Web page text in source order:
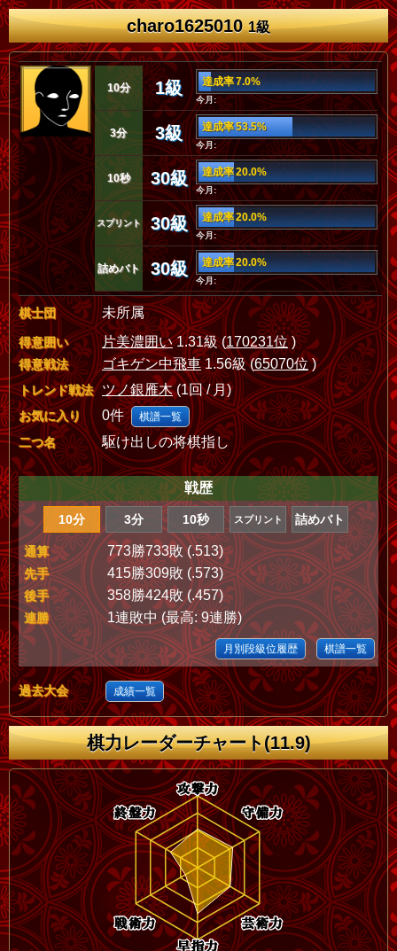
charo16250101級
10分 1級 達成率 7.0%
今月:
3分 3級 達成率 53.5%
今月:
10秒 30級 達成率 20.0%
今月:
スプリント 30級 達成率 20.0%
今月:
詰めバト 30級 達成率 20.0%
今月:
棋士団 未所属
得意囲い 片美濃囲い1.31級 (170231位)
得意戦法 ゴキゲン中飛車1.56級 (65070位)
トレンド戦法 ツノ銀雁木(1回 / 月)
お気に入り 0件 棋譜一覧
二つ名 駆け出しの将棋指し
戦歴
10分 3分 10秒 スプリント 詰めバト
通算 773勝733敗 (.513)
先手 415勝309敗 (.573)
後手 358勝424敗 (.457)
連勝 1連敗中 (最高: 9連勝)
月別段級位履歴 棋譜一覧
過去大会 成績一覧
棋力レーダーチャート(11.9)